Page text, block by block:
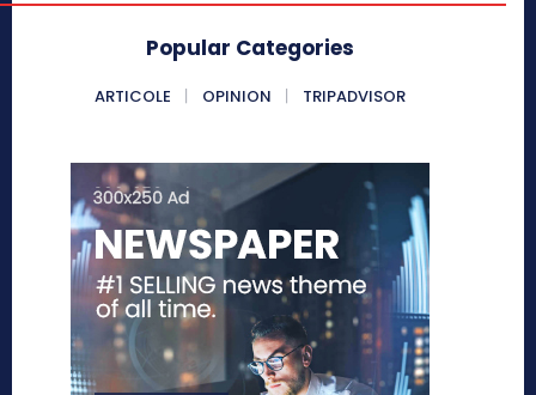
Popular Categories
ARTICOLE OPINION TRIPADVISOR